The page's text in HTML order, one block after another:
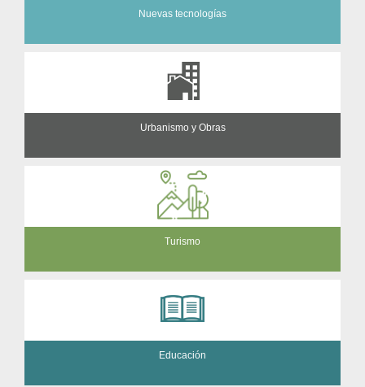
Nuevas tecnologías
Urbanismo y Obras
Turismo
Educación